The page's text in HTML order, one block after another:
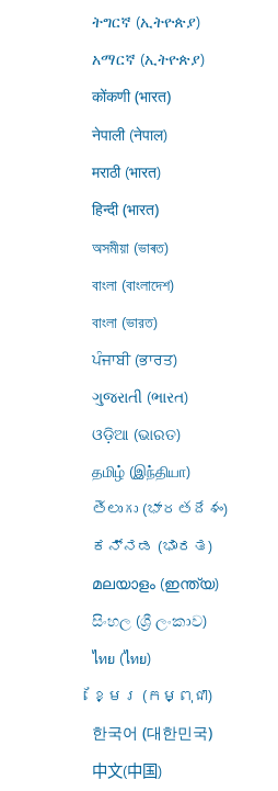
ትግርኛ (ኢትዮጵያ)
አማርኛ (ኢትዮጵያ)
कोंकणी (भारत)
नेपाली (नेपाल)
मराठी (भारत)
हिन्दी (भारत)
অসমীয়া (ভাৰত)
বাংলা (বাংলাদেশ)
বাংলা (ভারত)
ਪੰਜਾਬੀ (ਭਾਰਤ)
ગુજરાતી (ભારત)
ଓଡ଼ିଆ (ଭାରତ)
தமிழ் (இந்தியா)
తెలుగు (భారతదేశం)
ಕನ್ನಡ (ಭಾರತ)
മലയാളം (ഇന്ത്യ)
සිංහල (ශ්‍රී ලංකාව)
ไทย (ไทย)
ខ្មែរ (កម្ពុជា)
한국어 (대한민국)
中文(中国)